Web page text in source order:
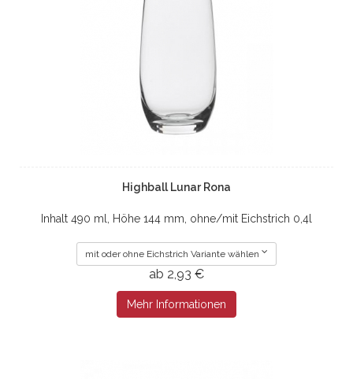
Highball Lunar Rona
Inhalt 490 ml, Höhe 144 mm, ohne/mit Eichstrich 0,4l
mit oder ohne Eichstrich Variante wählen
ab 2,93 €
Mehr Informationen